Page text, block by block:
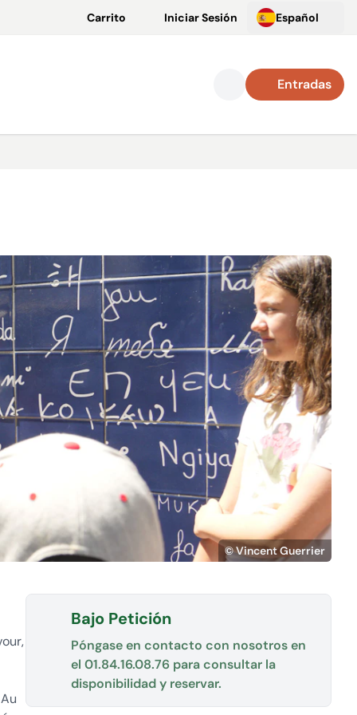
Carrito Iniciar Sesión Español
Entradas
© Vincent Guerrier
Bajo Petición
Póngase en contacto con nosotros en
el 01.84.16.08.76 para consultar la
disponibilidad y reservar.